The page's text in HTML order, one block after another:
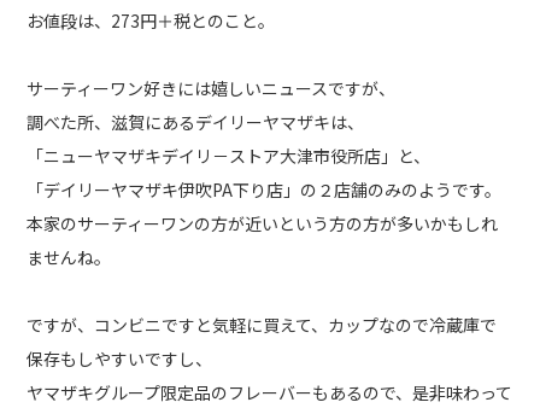
お値段は、273円＋税とのこと。
サーティーワン好きには嬉しいニュースですが、
調べた所、滋賀にあるデイリーヤマザキは、
「ニューヤマザキデイリ－ストア大津市役所店」と、
「デイリーヤマザキ伊吹PA下り店」の２店舗のみのようです。
本家のサーティーワンの方が近いという方の方が多いかもしれ
ませんね。
ですが、コンビニですと気軽に買えて、カップなので冷蔵庫で
保存もしやすいですし、
ヤマザキグループ限定品のフレーバーもあるので、是非味わって